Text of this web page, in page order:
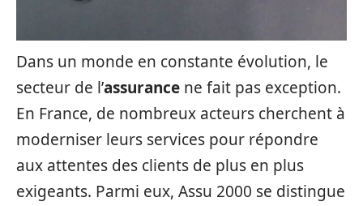
Dans un monde en constante évolution, le
secteur de l’assurance ne fait pas exception.
En France, de nombreux acteurs cherchent à
moderniser leurs services pour répondre
aux attentes des clients de plus en plus
exigeants. Parmi eux, Assu 2000 se distingue